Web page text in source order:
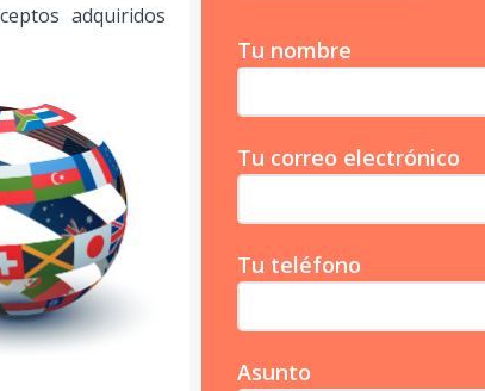
adquiridos
Tu nombre
Tu correo electrónico
Tu teléfono
Asunto